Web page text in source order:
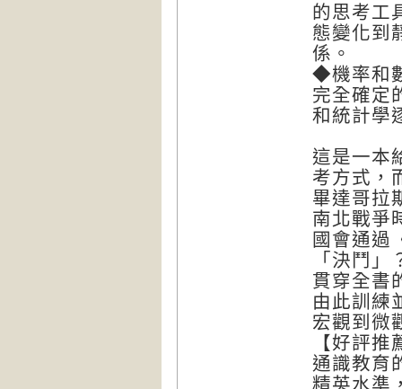
的思考工
態變化到
係。
◆機率和
完全確定
和統計學
這是一本
考方式，
畢達哥拉
南北戰爭
國會通過
「決鬥
貫穿全書
由此訓練
宏觀到微
【好評推
通識教育
精英水準